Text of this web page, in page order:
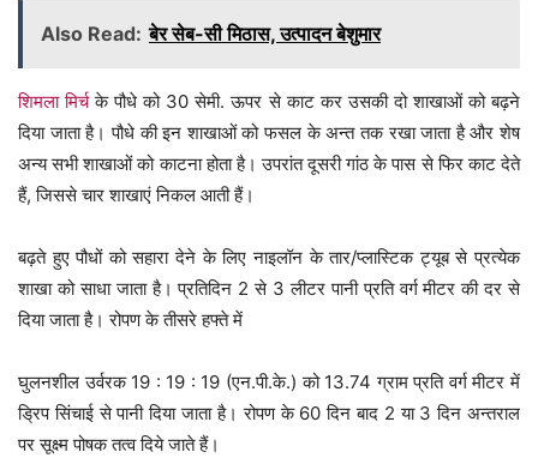
Also Read: बेर सेब-सी मिठास, उत्पादन बेशुमार
शिमला मिर्चके पौधे को 30 सेमी. ऊपर से काट कर उसकी दो शाखाओं को बढ़ने
दिया जाता है। पौधे की इन शाखाओं को फसल के अन्त तक रखा जाता है और शेष
अन्य सभी शाखाओं को काटना होता है। उपरांत दूसरी गांठ के पास से फिर काट देते
हैं, जिससे चार शाखाएं निकल आती हैं।
बढ़ते हुए पौधों को सहारा देने के लिए नाइलॉन के तार/प्लास्टिक ट्यूब से प्रत्येक
शाखा को साधा जाता है। प्रतिदिन 2 से 3 लीटर पानी प्रति वर्ग मीटर की दर से
दिया जाता है। रोपण के तीसरे हफ्ते में
घुलनशील उर्वरक 19 : 19 : 19 (एन.पी.के.) को 13.74 ग्राम प्रति वर्ग मीटर में
ड्रिप सिंचाई से पानी दिया जाता है। रोपण के 60 दिन बाद 2 या 3 दिन अन्तराल
पर सूक्ष्म पोषक तत्व दिये जाते हैं।